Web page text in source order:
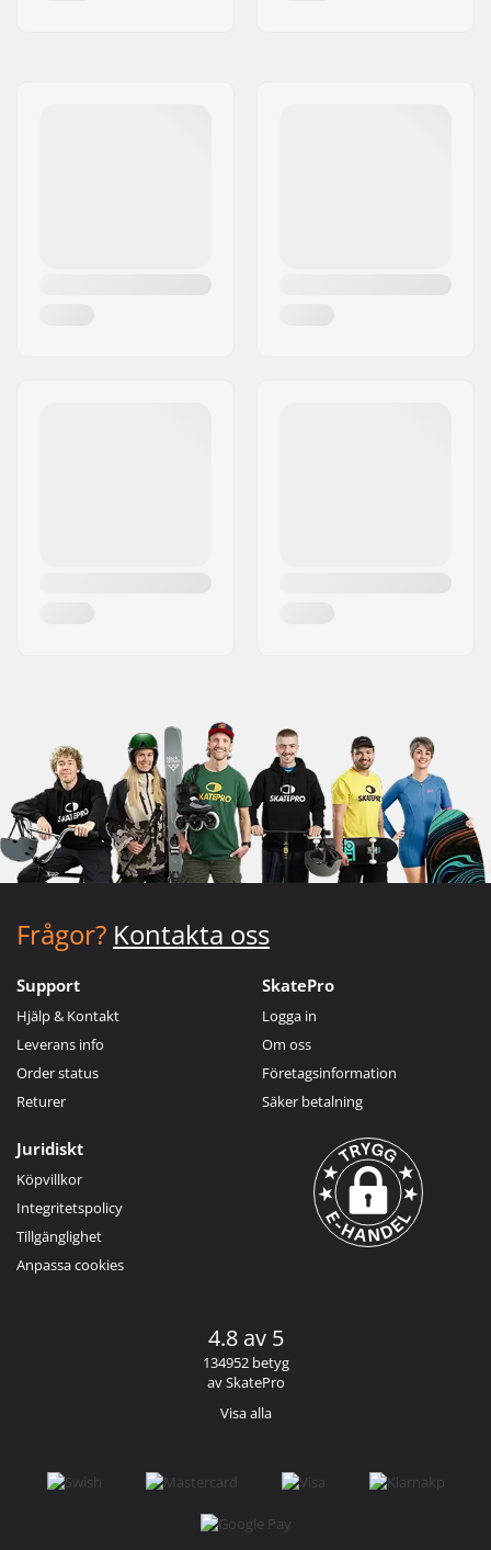
Frågor? Kontakta oss
Support
Hjälp & Kontakt
Leverans info
Order status
Returer
SkatePro
Logga in
Om oss
Företagsinformation
Säker betalning
Juridiskt
Köpvillkor
Integritetspolicy
Tillgänglighet
Anpassa cookies
4.8 av 5
134952 betyg
av SkatePro
Visa alla